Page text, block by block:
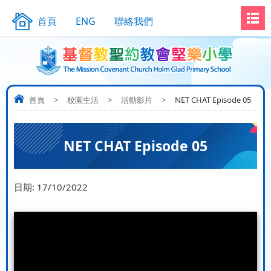
首頁 ENG 聯絡我們
首頁 > 校園生活 > 活動影片 > NET CHAT Episode 05
NET CHAT Episode 05
日期: 17/10/2022